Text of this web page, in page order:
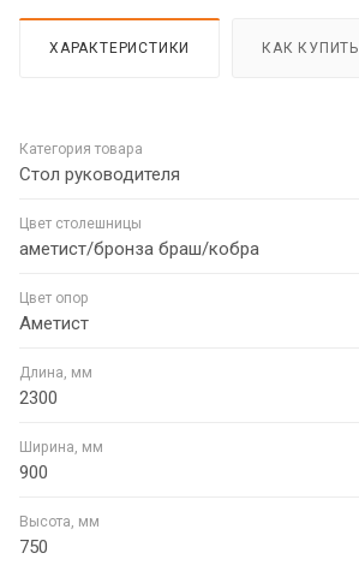
ХАРАКТЕРИСТИКИ КАК КУПИТЬ
Категория товара
Стол руководителя
Цвет столешницы
аметист/бронза браш/кобра
Цвет опор
Аметист
Длина, мм
2300
Ширина, мм
900
Высота, мм
750